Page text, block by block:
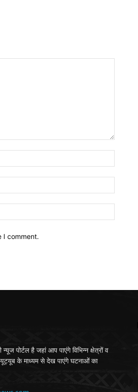
I comment.
पोर्टल है जहां आप पाएंगे विभिन्न क्षेत्रों व
के माध्यम से देख पाएंगे घटनाओं का